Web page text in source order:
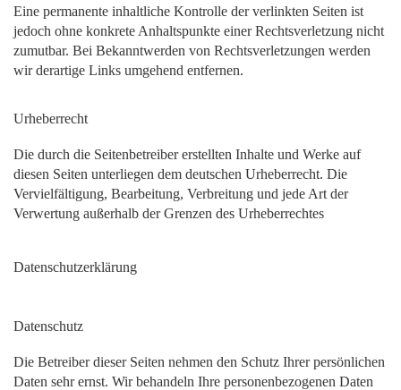
Eine permanente inhaltliche Kontrolle der verlinkten Seiten ist
jedoch ohne konkrete Anhaltspunkte einer Rechtsverletzung nicht
zumutbar. Bei Bekanntwerden von Rechtsverletzungen werden
wir derartige Links umgehend entfernen.
Urheberrecht
Die durch die Seitenbetreiber erstellten Inhalte und Werke auf
diesen Seiten unterliegen dem deutschen Urheberrecht. Die
Vervielfältigung, Bearbeitung, Verbreitung und jede Art der
Verwertung außerhalb der Grenzen des Urheberrechtes
Datenschutzerklärung
Datenschutz
Die Betreiber dieser Seiten nehmen den Schutz Ihrer persönlichen
Daten sehr ernst. Wir behandeln Ihre personenbezogenen Daten